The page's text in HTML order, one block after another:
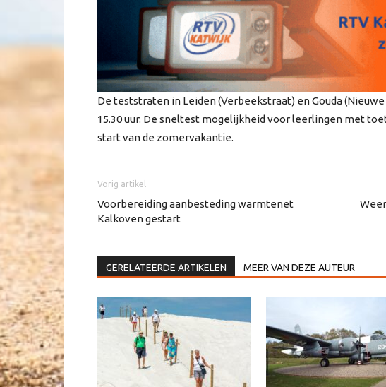
De teststraten in Leiden (Verbeekstraat) en Gouda (Nieuwe
15.30 uur. De sneltest mogelijkheid voor leerlingen met
start van de zomervakantie.
Vorig artikel
Voorbereiding aanbesteding warmtenet
Kalkoven gestart
GERELATEERDE ARTIKELEN MEER VAN DEZE AUTEUR